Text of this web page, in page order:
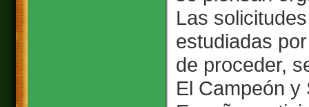
Las
estudiadas
de proceder,
El Campeón y